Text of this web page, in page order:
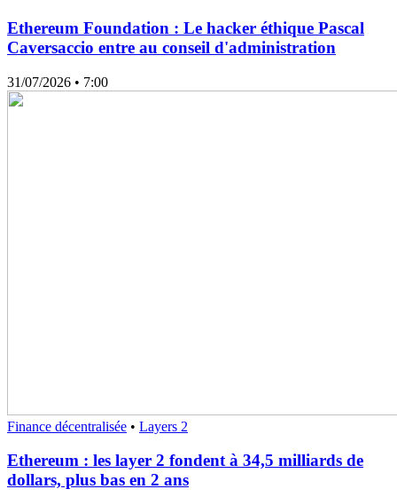
Ethereum Foundation : Le hacker éthique Pascal
Caversaccio entre au conseil d'administration
31/07/2026 • 7:00
Finance décentralisée • Layers 2
Ethereum : les layer 2 fondent à 34,5 milliards de
dollars, plus bas en 2 ans